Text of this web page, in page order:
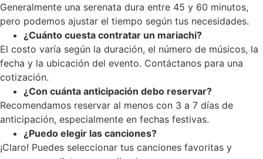
Generalmente una serenata dura entre 45 y 60 minutos,
pero podemos ajustar el tiempo según tus necesidades.
¿Cuánto cuesta contratar un mariachi?
El costo varía según la duración, el número de músicos, la
fecha y la ubicación del evento. Contáctanos para una
cotización.
¿Con cuánta anticipación debo reservar?
Recomendamos reservar al menos con 3 a 7 días de
anticipación, especialmente en fechas festivas.
¿Puedo elegir las canciones?
¡Claro! Puedes seleccionar tus canciones favoritas y